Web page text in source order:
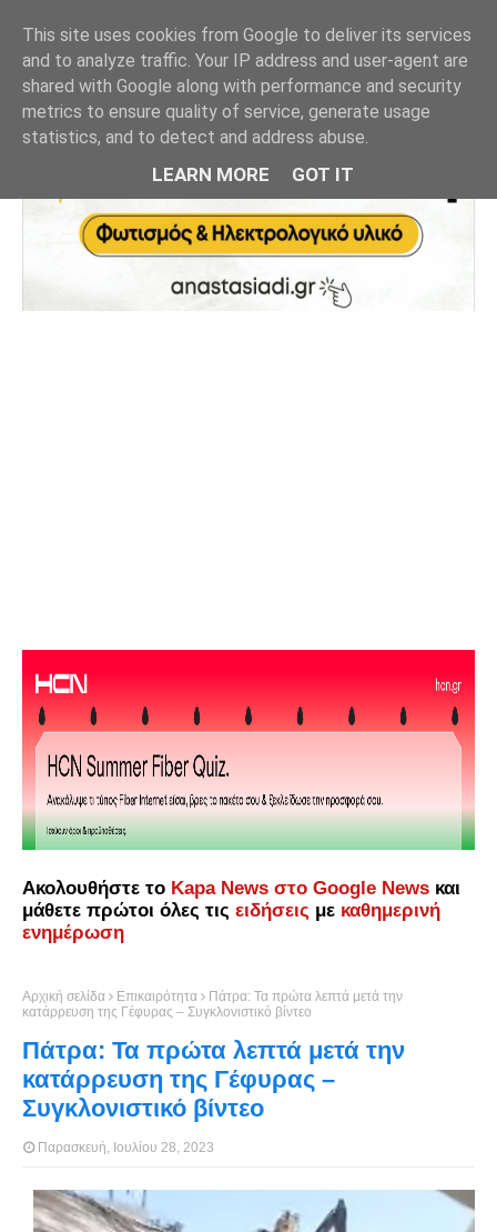
Ακολουθήστε το Kapa News στο Google News και
μάθετε πρώτοι όλες τις ειδήσεις με καθημερινή
ενημέρωση
Αρχική σελίδα Επικαιρότητα
Πάτρα: Τα πρώτα λεπτά μετά την
κατάρρευση της Γέφυρας – Συγκλονιστικό βίντεο
Πάτρα: Τα πρώτα λεπτά μετά την
κατάρρευση της Γέφυρας –
Συγκλονιστικό βίντεο
Παρασκευή, Ιουλίου 28, 2023
This site uses cookies from Google to deliver its services
and to analyze traffic. Your IP address and user-agent are
shared with Google along with performance and security
metrics to ensure quality of service, generate usage
statistics, and to detect and address abuse.
LEARN MORE GOT IT